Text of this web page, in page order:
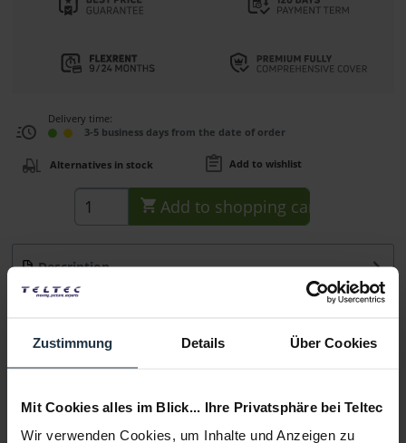
Zustimmung Details Über Cookies
Mit Cookies alles im Blick... Ihre Privatsphäre bei Teltec
Wir verwenden Cookies, um Inhalte und Anzeigen zu
Delivery time:
3-5 business days from the date of order
Alternatives in stock Add to wishlist
Add to shopping cart
Description
Der 30cm lange Schwenkarm ist ein Arm für den 120EX
Media